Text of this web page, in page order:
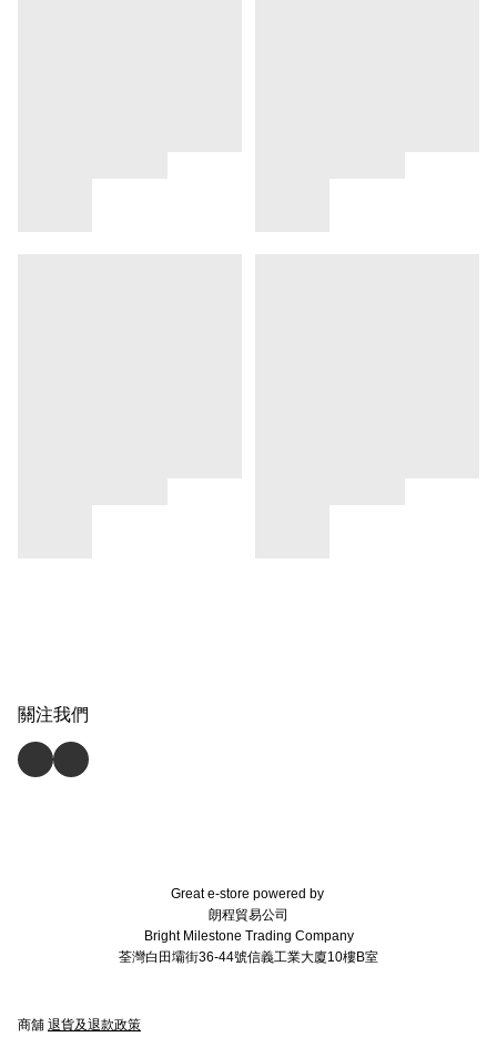
關注我們
Great e-store powered by
朗程貿易公司
Bright Milestone Trading Company
荃灣白田壩街36-44號信義工業大廈10樓B室
商舖 退貨及退款政策